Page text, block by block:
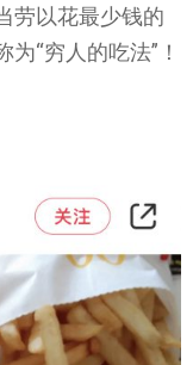
劳以花最少钱的
“穷人的吃法”！